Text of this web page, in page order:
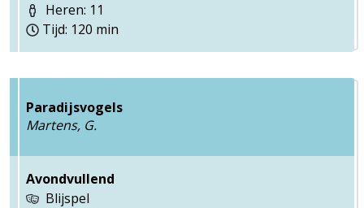
Heren: 11
Tijd: 120 min
Paradijsvogels
Martens, G.
Avondvullend
Blijspel